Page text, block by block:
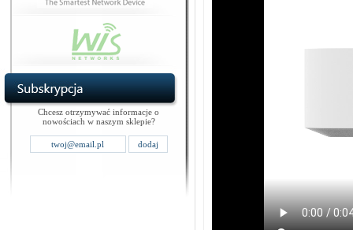
Chcesz otrzymywać informacje o
nowościach w naszym sklepie?